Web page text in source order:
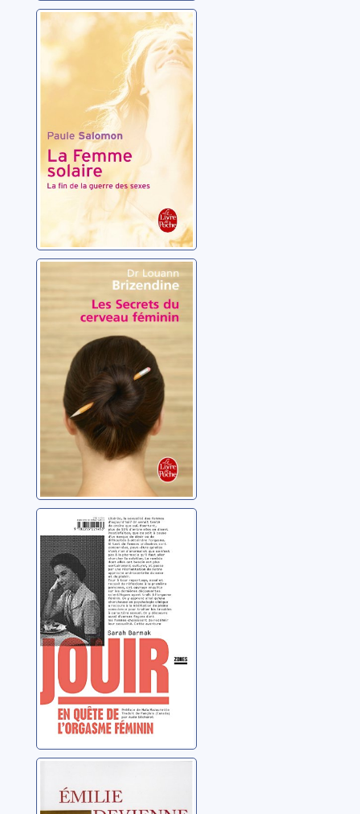
La femme
solaire: la fin de
la guerre des
sexes
Salomon, Paule
Les secrets du
cerveau féminin
Brizendine, Louann
Jouir: en quête
de l’orgasme
féminin
Barmak, Sarah
être mère: le